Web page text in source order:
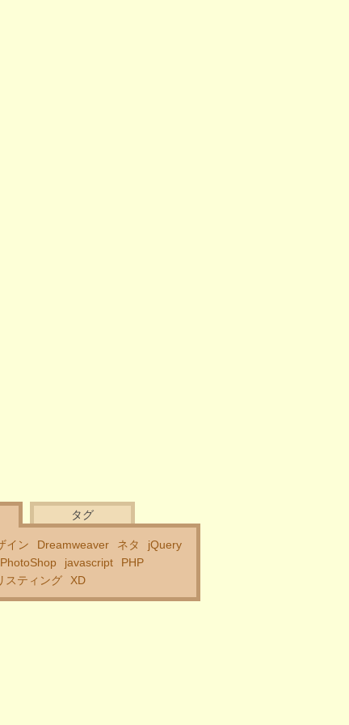
タグ
イン Dreamweaver ネタ
jQuery
PhotoShop javascript
PHP
スティング XD